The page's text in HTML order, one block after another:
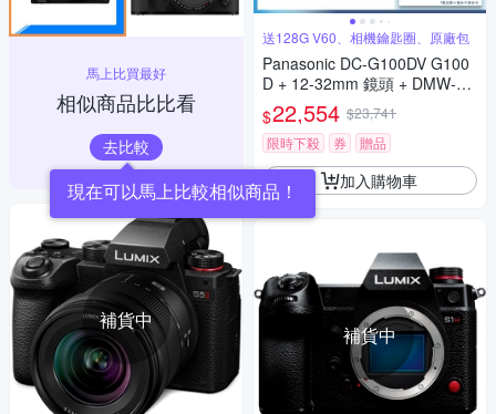
馬上比買最好
相似商品比比看
去比較
現在可以馬上比較相似商品！
補貨中
送128G V60、相機鑰匙圈、原廠包
Panasonic DC-G100DV G100
D + 12-32mm 鏡頭 + DMW-SH
GR2 三腳架握把組 公司貨
$22,554 $23,741
限時下殺
券 贈品
加入購物車
補貨中